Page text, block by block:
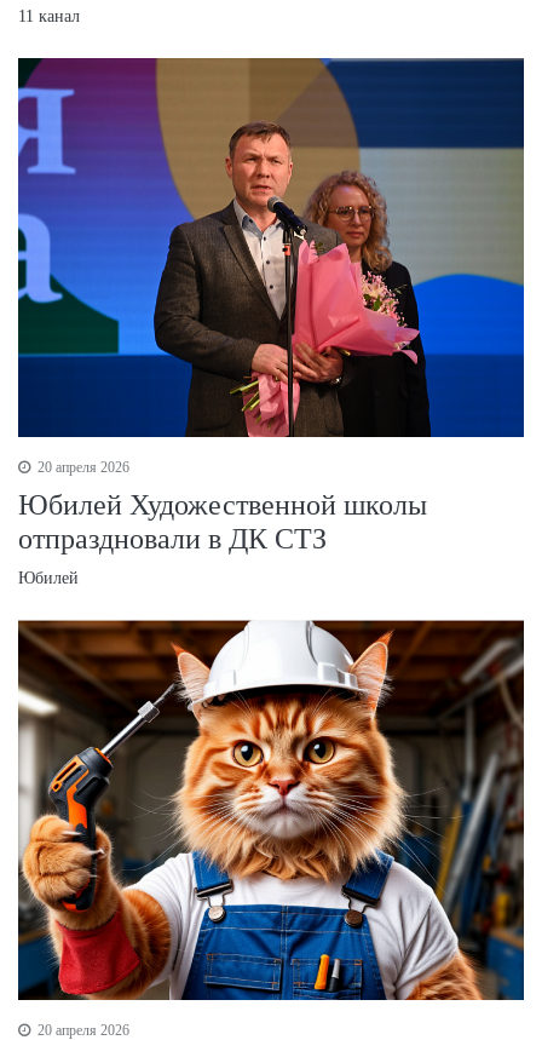
11 канал
20 апреля 2026
Юбилей Художественной школы
отпраздновали в ДК СТЗ
Юбилей
20 апреля 2026